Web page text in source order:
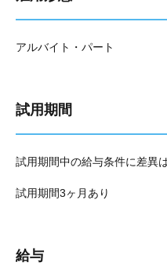
アルバイト・パート
試用期間
試用期間中の給与条件に差異
試用期間3ヶ月あり
給与